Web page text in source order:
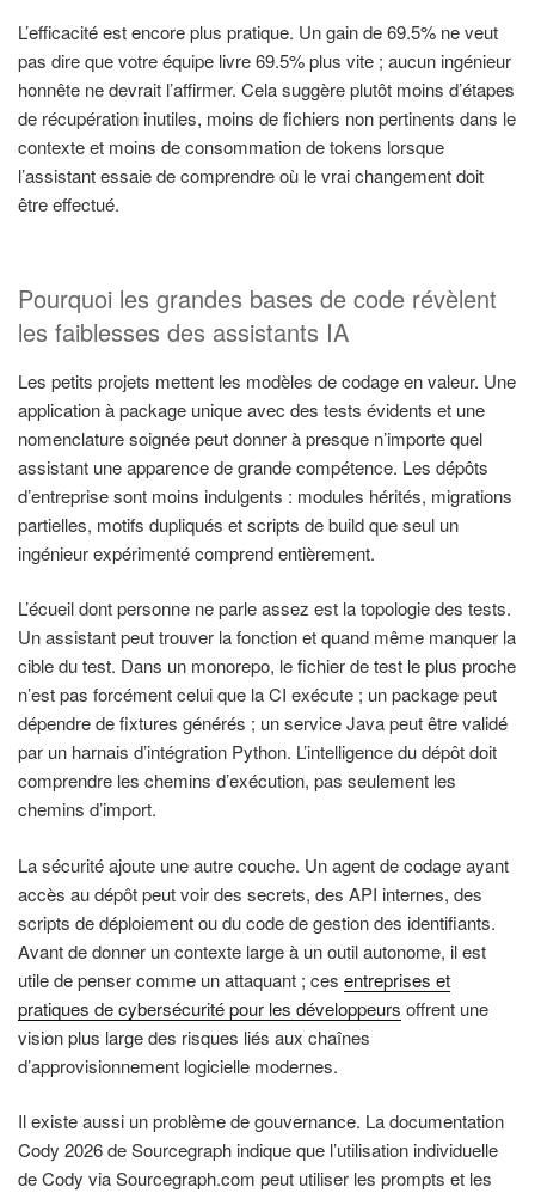
L’efficacité est encore plus pratique. Un gain de 69.5% ne veut
pas dire que votre équipe livre 69.5% plus vite ; aucun ingénieur
honnête ne devrait l’affirmer. Cela suggère plutôt moins d’étapes
de récupération inutiles, moins de fichiers non pertinents dans le
contexte et moins de consommation de tokens lorsque
l’assistant essaie de comprendre où le vrai changement doit
être effectué.
Pourquoi les grandes bases de code révèlent
les faiblesses des assistants IA
Les petits projets mettent les modèles de codage en valeur. Une
application à package unique avec des tests évidents et une
nomenclature soignée peut donner à presque n’importe quel
assistant une apparence de grande compétence. Les dépôts
d’entreprise sont moins indulgents : modules hérités, migrations
partielles, motifs dupliqués et scripts de build que seul un
ingénieur expérimenté comprend entièrement.
L’écueil dont personne ne parle assez est la topologie des tests.
Un assistant peut trouver la fonction et quand même manquer la
cible du test. Dans un monorepo, le fichier de test le plus proche
n’est pas forcément celui que la CI exécute ; un package peut
dépendre de fixtures générés ; un service Java peut être validé
par un harnais d’intégration Python. L’intelligence du dépôt doit
comprendre les chemins d’exécution, pas seulement les
chemins d’import.
La sécurité ajoute une autre couche. Un agent de codage ayant
accès au dépôt peut voir des secrets, des API internes, des
scripts de déploiement ou du code de gestion des identifiants.
Avant de donner un contexte large à un outil autonome, il est
utile de penser comme un attaquant ; ces entreprises et
pratiques de cybersécurité pour les développeurs offrent une
vision plus large des risques liés aux chaînes
d’approvisionnement logicielle modernes.
Il existe aussi un problème de gouvernance. La documentation
Cody 2026 de Sourcegraph indique que l’utilisation individuelle
de Cody via Sourcegraph.com peut utiliser les prompts et les